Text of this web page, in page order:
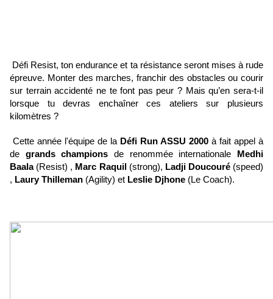
Défi Resist, ton endurance et ta résistance seront mises à rude
épreuve. Monter des marches, franchir des obstacles ou courir
sur terrain accidenté ne te font pas peur ? Mais qu’en sera-t-il
lorsque tu devras enchaîner ces ateliers sur plusieurs
kilomètres ?
Cette année l'équipe de la Défi Run ASSU 2000 à fait appel à
de grands champions de renommée internationale Medhi
Baala(Resist) , Marc Raquil(strong), Ladji Doucouré(speed)
, Laury Thilleman (Agility) et Leslie Djhone (Le Coach).